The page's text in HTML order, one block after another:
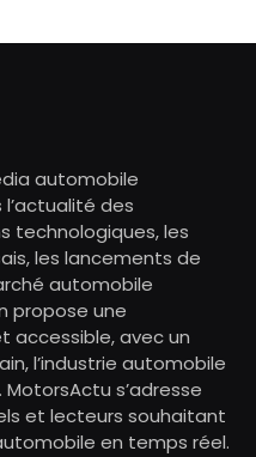
automobile
des
technologiques, les
les lancements de
automobile
propose une
accessible, avec un
l’industrie automobile
s’adresse
et lecteurs souhaitant
en temps réel.